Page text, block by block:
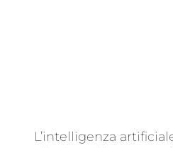
L’intelligenza